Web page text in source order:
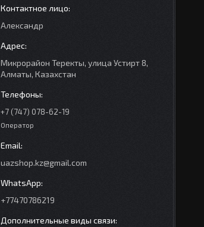
Александр
Микрорайон Теректы, улица Устирт 8,
Алматы, Казахстан
+7 (747) 078-62-19
Оператор
uazshop.kz@gmail.com
+77470786219